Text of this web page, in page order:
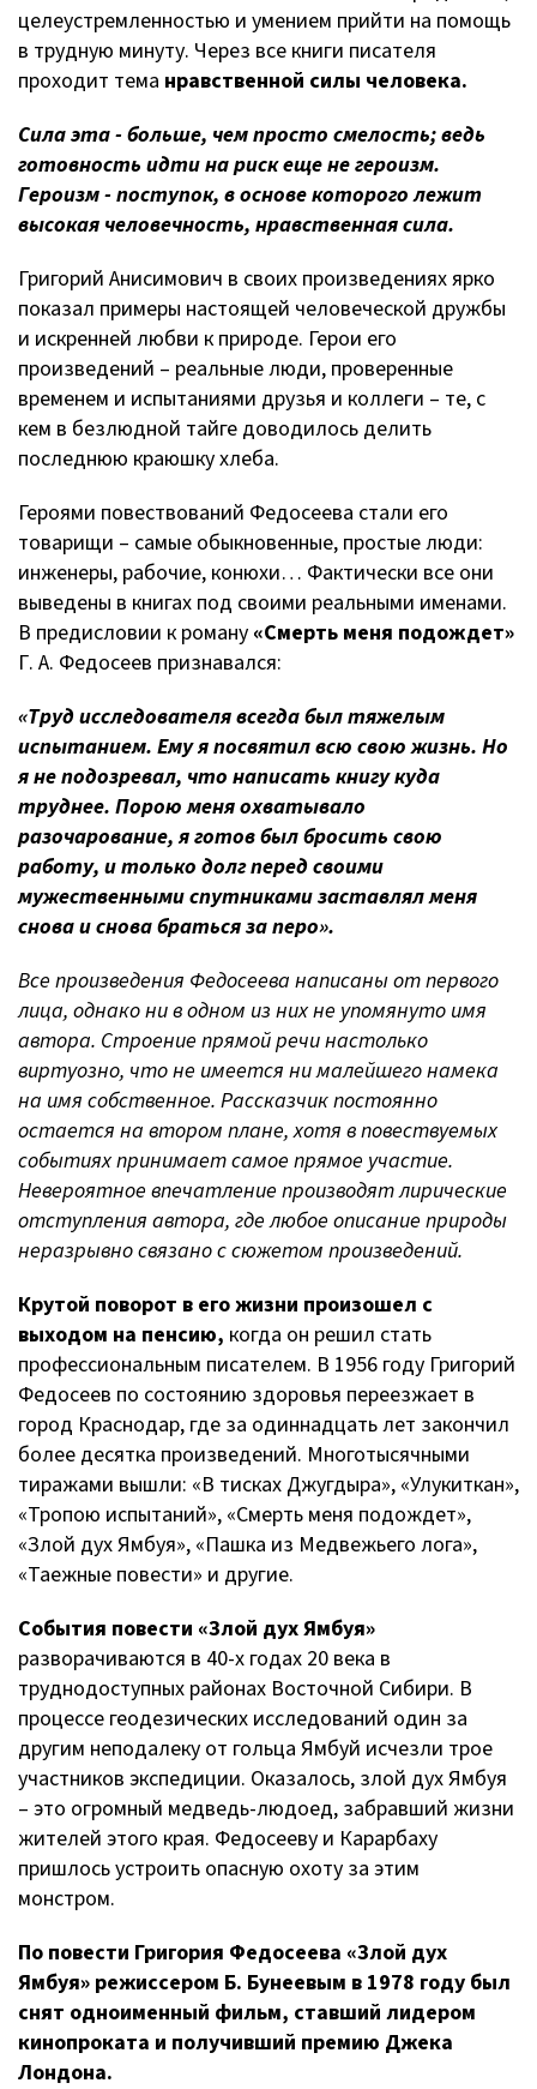
целеустремленностью и умением прийти на помощь
в трудную минуту. Через все книги писателя
проходит тема нравственной силы человека.
Сила эта - больше, чем просто смелость; ведь
готовность идти на риск еще не героизм.
Героизм - поступок, в основе которого лежит
высокая человечность, нравственная сила.
Григорий Анисимович в своих произведениях ярко
показал примеры настоящей человеческой дружбы
и искренней любви к природе. Герои его
произведений – реальные люди, проверенные
временем и испытаниями друзья и коллеги – те, с
кем в безлюдной тайге доводилось делить
последнюю краюшку хлеба.
Героями повествований Федосеева стали его
товарищи – самые обыкновенные, простые люди:
инженеры, рабочие, конюхи… Фактически все они
выведены в книгах под своими реальными именами.
В предисловии к роману «Смерть меня подождет»
Г. А. Федосеев признавался:
«Труд исследователя всегда был тяжелым
испытанием. Ему я посвятил всю свою жизнь. Но
я не подозревал, что написать книгу куда
труднее. Порою меня охватывало
разочарование, я готов был бросить свою
работу, и только долг перед своими
мужественными спутниками заставлял меня
снова и снова браться за перо».
Все произведения Федосеева написаны от первого
лица, однако ни в одном из них не упомянуто имя
автора. Строение прямой речи настолько
виртуозно, что не имеется ни малейшего намека
на имя собственное. Рассказчик постоянно
остается на втором плане, хотя в повествуемых
событиях принимает самое прямое участие.
Невероятное впечатление производят лирические
отступления автора, где любое описание природы
неразрывно связано с сюжетом произведений.
Крутой поворот в его жизни произошел с
выходом на пенсию, когда он решил стать
профессиональным писателем. В 1956 году Григорий
Федосеев по состоянию здоровья переезжает в
город Краснодар, где за одиннадцать лет закончил
более десятка произведений. Многотысячными
тиражами вышли: «В тисках Джугдыра», «Улукиткан»,
«Тропою испытаний», «Смерть меня подождет»,
«Злой дух Ямбуя», «Пашка из Медвежьего лога»,
«Таежные повести» и другие.
События повести «Злой дух Ямбуя»
разворачиваются в 40-х годах 20 века в
труднодоступных районах Восточной Сибири. В
процессе геодезических исследований один за
другим неподалеку от гольца Ямбуй исчезли трое
участников экспедиции. Оказалось, злой дух Ямбуя
– это огромный медведь-людоед, забравший жизни
жителей этого края. Федосееву и Карарбаху
пришлось устроить опасную охоту за этим
монстром.
По повести Григория Федосеева «Злой дух
Ямбуя» режиссером Б. Бунеевым в 1978 году был
снят одноименный фильм, ставший лидером
кинопроката и получивший премию Джека
Лондона.